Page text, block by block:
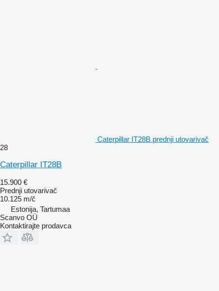
Caterpillar IT28B prednji utovarivač
28
Caterpillar IT28B
15.900 €
Prednji utovarivač
10.125 m/č
Estonija, Tartumaa
Scanvo OÜ
Kontaktirajte prodavca